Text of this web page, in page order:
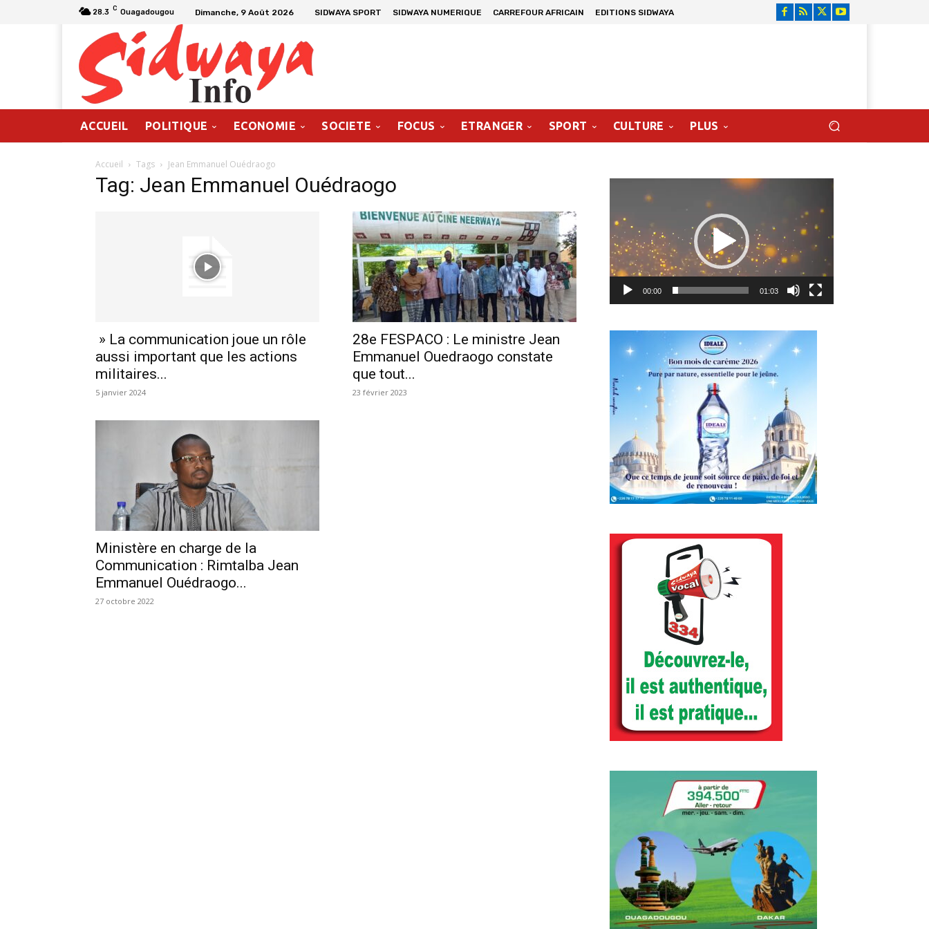
28.3 C Ouagadougou Dimanche, 9 Août 2026 SIDWAYA SPORT SIDWAYA NUMERIQUE CARREFOUR AFRICAIN EDITIONS SIDWAYA
ACCUEIL POLITIQUE ECONOMIE SOCIETE FOCUS ETRANGER SPORT CULTURE PLUS
Accueil Tags Jean Emmanuel Ouédraogo
Tag: Jean Emmanuel Ouédraogo
» La communication joue un rôle
aussi important que les actions
militaires...
5 janvier 2024
28e FESPACO : Le ministre Jean
Emmanuel Ouedraogo constate
que tout...
23 février 2023
Ministère en charge de la
Communication : Rimtalba Jean
Emmanuel Ouédraogo...
27 octobre 2022
00:00 01:03